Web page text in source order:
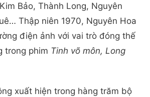
Bảo, Thành Long, Nguyên
Thập niên 1970, Nguyên Hoa
điện ảnh với vai trò đóng thế
trong phim Tinh võ môn, Long
xuất hiện trong hàng trăm bộ